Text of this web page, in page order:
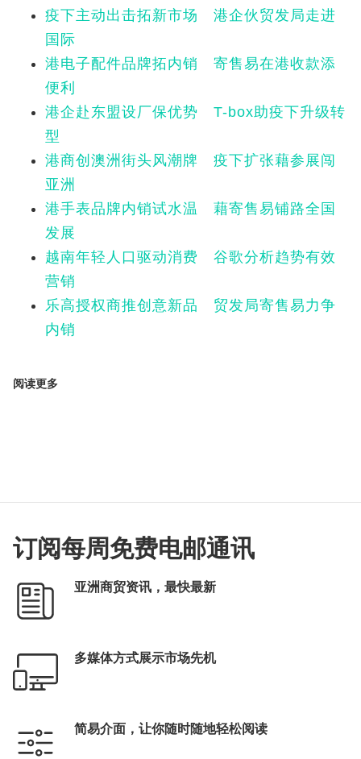
疫下主动出击拓新市场 港企伙贸发局走进
国际
港电子配件品牌拓内销 寄售易在港收款添
便利
港企赴东盟设厂保优势 T-box助疫下升级转
型
港商创澳洲街头风潮牌 疫下扩张藉参展闯
亚洲
港手表品牌内销试水温 藉寄售易铺路全国
发展
越南年轻人口驱动消费 谷歌分析趋势有效
营销
乐高授权商推创意新品 贸发局寄售易力争
内销
阅读更多
订阅每周免费电邮通讯
亚洲商贸资讯，最快最新
多媒体方式展示市场先机
简易介面，让你随时随地轻松阅读